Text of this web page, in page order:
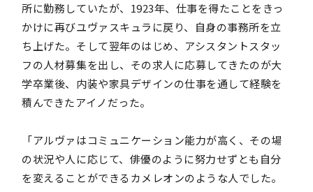
所に勤務していたが、1923年、仕事を得たことをきっ
かけに再びユヴァスキュラに戻り、自身の事務所を立
ち上げた。そして翌年のはじめ、アシスタントスタッ
フの人材募集を出し、その求人に応募してきたのが大
学卒業後、内装や家具デザインの仕事を通して経験を
積んできたアイノだった。
「アルヴァはコミュニケーション能力が高く、その場
の状況や人に応じて、俳優のように努力せずとも自分
を変えることができるカメレオンのような人でした。